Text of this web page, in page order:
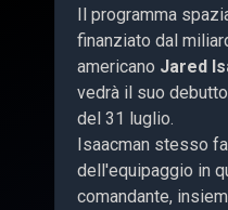
Il programma
finanziato dal
americano Jared
vedrà il suo
del 31 luglio.
Isaacman stesso
dell'equipaggio in
comandante,